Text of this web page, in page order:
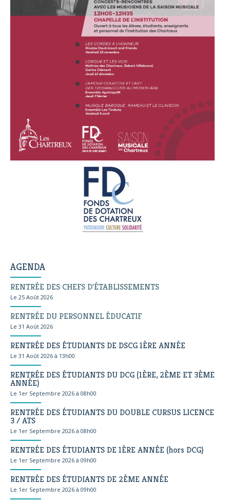
AGENDA
RENTRÉE DES CHEFS D'ÉTABLISSEMENTS
Le 25 Août 2026
RENTRÉE DU PERSONNEL ÉDUCATIF
Le 31 Août 2026
RENTRÉE DES ÉTUDIANTS DE DSCG 1ÈRE ANNÉE
Le 31 Août 2026 à 13h00
RENTRÉE DES ÉTUDIANTS DU DCG (1ÈRE, 2ÈME ET 3ÈME
ANNÉE)
Le 1er Septembre 2026 à 08h00
RENTRÉE DES ÉTUDIANTS DU DOUBLE CURSUS LICENCE
3 / ATS
Le 1er Septembre 2026 à 08h00
RENTRÉE DES ÉTUDIANTS DE 1ÈRE ANNÉE (hors DCG)
Le 1er Septembre 2026 à 09h00
RENTRÉE DES ÉTUDIANTS DE 2ÈME ANNÉE
Le 1er Septembre 2026 à 09h00